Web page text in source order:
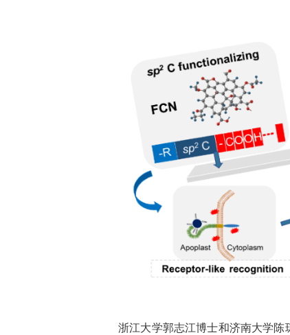
浙江大学郭志江博士和济南大学